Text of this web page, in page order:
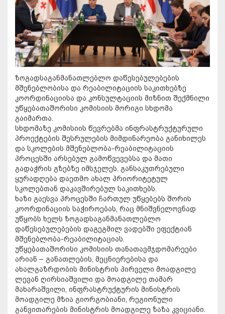
ზოგადსაგანმანათლებლო დაწესებულებების
მშენებლობისა და რეაბილიტაციის საკითხებზე
კოორდინაციისა და კონსულტაციის მიზნით შექმნილი
უწყებათაშორისი კომისიის მორიგი სხდომა
გაიმართა.
სხდომაზე კომისიის წევრებმა ინფრასტრუქტურული
პროექტების შესრულების მიმდინარეობა განიხილეს
და სკოლების მშენებლობა-რეაბილიტაციის
პროცესში არსებულ გამოწვევებსა და მათი
გადაჭრის გზებზე იმსჯელეს. განსაკუთრებული
ყურადღება დაეთმო ახალ პრიორიტეტულ
სკოლებთან დაკავშირებულ საკითხებს.
ხაზი გაესვა პროცესში ჩართულ უწყებებს შორის
კოორდინაციის საჭიროებას, რაც მნიშვნელოვნად
უწყობს ხელს ზოგადსაგანმანათლებლო
დაწესებულებების დაგეგმილ ვადებში ეფექტიან
მშენებლობა-რეაბილიტაციას.
უწყებათაშორისი კომისიის თანათავმჯდომარეები
არიან – განათლების, მეცნიერებისა და
ახალგაზრდობის მინისტრის პირველი მოადგილე
ლევან ღირსიაშვილი და მოადგილე თამარ
მახარაშვილი, ინფრასტრუქტურის მინისტრის
მოადგილე მზია გიორგობიანი, რეგიონული
განვითარების მინისტრის მოადგილე ზაზა კვიციანი.